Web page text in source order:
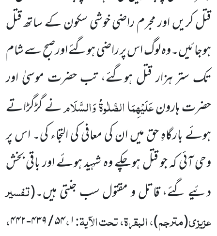
قتل کریں اور مجرم راضی خوشی سکون کے ساتھ قتل
ہوجائیں۔وہ لوگ اس پر راضی ہوگئے اورصبح سے شام
تک ستر ہزار قتل ہوگئے، تب حضرت موسیٰ اور
حضرت ہارونعَلَیْہِمَا الصَّلٰوۃُ وَالسَّلَامنے گڑگڑاتے
ہوئے بارگاہِ حق میں ان کی معافی کی التجاء کی۔ اس پر
وحی آئی کہ جو قتل ہوچکے وہ شہید ہوئے اور باقی بخش
دئیے گئے، قاتل و مقتول سب جنتی ہیں۔(تفسیر
عزیزی(مترجم)، البقرۃ، تحت الآیۃ: ۵۴،۱ / ۴۳۹-۴۴۲
،